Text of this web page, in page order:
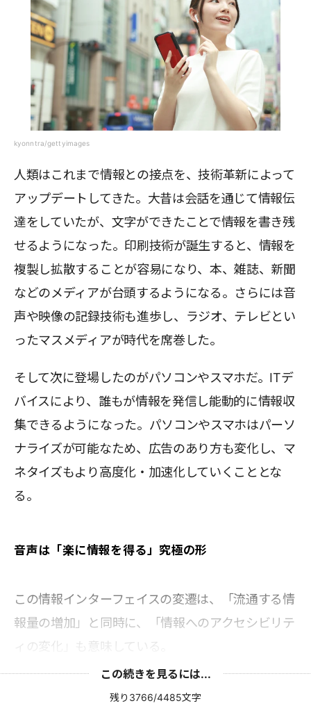
kyonntra/gettyimages
人類はこれまで情報との接点を、技術革新によって
アップデートしてきた。大昔は会話を通じて情報伝
達をしていたが、文字ができたことで情報を書き残
せるようになった。印刷技術が誕生すると、情報を
複製し拡散することが容易になり、本、雑誌、新聞
などのメディアが台頭するようになる。さらには音
声や映像の記録技術も進歩し、ラジオ、テレビとい
ったマスメディアが時代を席巻した。
そして次に登場したのがパソコンやスマホだ。ITデ
バイスにより、誰もが情報を発信し能動的に情報収
集できるようになった。パソコンやスマホはパーソ
ナライズが可能なため、広告のあり方も変化し、マ
ネタイズもより高度化・加速化していくこととな
る。
音声は「楽に情報を得る」究極の形
この情報インターフェイスの変遷は、「流通する情
報量の増加」と同時に、「情報へのアクセシビリテ
ィの変化」も意味している。
この続きを見るには...
残り3766/4485文字